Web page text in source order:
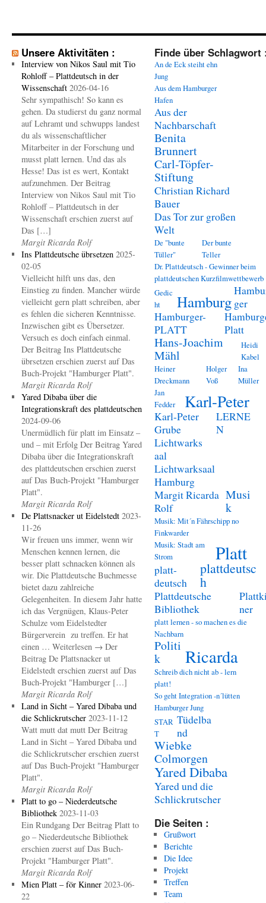
Unsere Aktivitäten :
Interview von Nikos Saul mit Tio
Rohloff – Plattdeutsch in der
Wissenschaft 2026-04-16
Sehr sympathisch! So kann es
gehen. Da studierst du ganz normal
auf Lehramt und schwupps landest
du als wissenschaftlicher
Mitarbeiter in der Forschung und
musst platt lernen. Und das als
Hesse! Das ist es wert, Kontakt
aufzunehmen. Der Beitrag
Interview von Nikos Saul mit Tio
Rohloff – Plattdeutsch in der
Wissenschaft erschien zuerst auf
Das […]
Margit Ricarda Rolf
Ins Plattdeutsche übrsetzen 2025-
02-05
Vielleicht hilft uns das, den
Einstieg zu finden. Mancher würde
vielleicht gern platt schreiben, aber
es fehlen die sicheren Kenntnisse.
Inzwischen gibt es Übersetzer.
Versuch es doch einfach einmal.
Der Beitrag Ins Plattdeutsche
übrsetzen erschien zuerst auf Das
Buch-Projekt "Hamburger Platt".
Margit Ricarda Rolf
Yared Dibaba über die
Integrationskraft des plattdeutschen
2024-09-06
Unermüdlich für platt im Einsatz –
und – mit Erfolg Der Beitrag Yared
Dibaba über die Integrationskraft
des plattdeutschen erschien zuerst
auf Das Buch-Projekt "Hamburger
Platt".
Margit Ricarda Rolf
De Plattsnacker ut Eidelstedt 2023-
11-26
Wir freuen uns immer, wenn wir
Menschen kennen lernen, die
besser platt schnacken können als
wir. Die Plattdeutsche Buchmesse
bietet dazu zahlreiche
Gelegenheiten. In diesem Jahr hatte
ich das Vergnügen, Klaus-Peter
Schulze vom Eidelstedter
Bürgerverein zu treffen. Er hat
einen … Weiterlesen → Der
Beitrag De Plattsnacker ut
Eidelstedt erschien zuerst auf Das
Buch-Projekt "Hamburger […]
Margit Ricarda Rolf
Land in Sicht – Yared Dibaba und
die Schlickrutscher 2023-11-12
Watt mutt dat mutt Der Beitrag
Land in Sicht – Yared Dibaba und
die Schlickrutscher erschien zuerst
auf Das Buch-Projekt "Hamburger
Platt".
Margit Ricarda Rolf
Platt to go – Niederdeutsche
Bibliothek 2023-11-03
Ein Rundgang Der Beitrag Platt to
go – Niederdeutsche Bibliothek
erschien zuerst auf Das Buch-
Projekt "Hamburger Platt".
Margit Ricarda Rolf
Mien Platt – för Kinner 2023-06-
22
Finde über Schlagwort
An de Eck steiht ehn
Jung
Aus dem Hamburger
Hafen
Aus der
Nachbarschaft
Benita
Brunnert
Carl-Töpfer-
Stiftung
Christian Richard
Bauer
Das Tor zur großen
Welt
De "bunte
Tüller"
Der bunte
Teller
Dr. Plattdeutsch - Gewinner beim
plattdeutschen Kurzfilmwettbewerb
Gedic
ht
Hamburg ger
Hamburger-
PLATT
Platt
Hans-Joachim
Mähl
Heidi
Kabel
Heiner
Dreckmann
Holger
Voß
Ina
Müller
Jan
Fedder
Karl-Peter
Karl-Peter
Grube
LERNE
N
Lichtwarks
aal
Lichtwarksaal
Hamburg
Margit Ricarda
Rolf
Musi
k
Musik: Mit´n Fährschipp no
Finkwarder
Musik: Stadt am
Strom
Platt
platt-
deutsch
plattdeutsc
h
Plattdeutsche
Bibliothek
ner
platt lernen - so machen es die
Nachbarn
Politi
k
Ricarda
Schreib dich nicht ab - lern
platt!
So geht Integration -n´lütten
Hamburger Jung
STAR
T
Tüdelba
nd
Wiebke
Colmorgen
Yared Dibaba
Yared und die
Schlickrutscher
Die Seiten :
Grußwort
Berichte
Die Idee
Projekt
Treffen
Team